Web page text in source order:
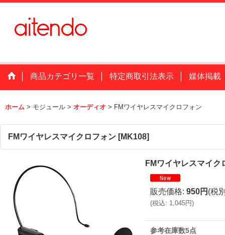
商品カテゴリ一覧 特定商取引法表示 媒体掲載
ホーム > モジュール > オーディオ > FMワイヤレスマイクロフォン
FMワイヤレスマイクロフォン [MK108]
FMワイヤレスマイク
販売価格: 950円 (税
(税込: 1,045円)
参考在庫数5点